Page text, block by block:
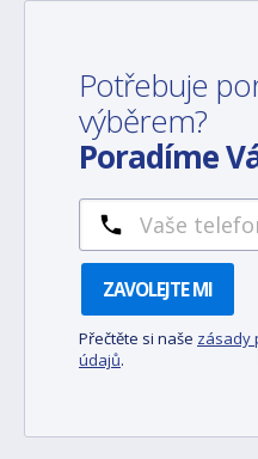
Potřebuje
výběrem?
Poradíme
ZAVOLEJTE MI
Přečtěte si naše zásady
údajů.